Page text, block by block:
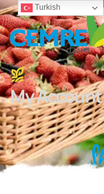
My Account
Turkish